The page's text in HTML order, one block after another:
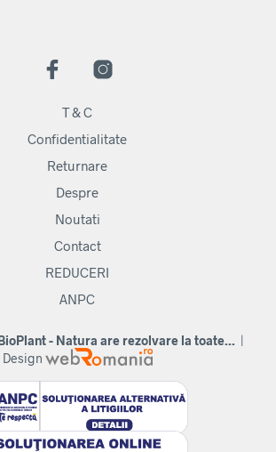
T & C
Confidentialitate
Returnare
Despre
Noutati
Contact
REDUCERI
ANPC
- Natura are rezolvare la toate... |
Design